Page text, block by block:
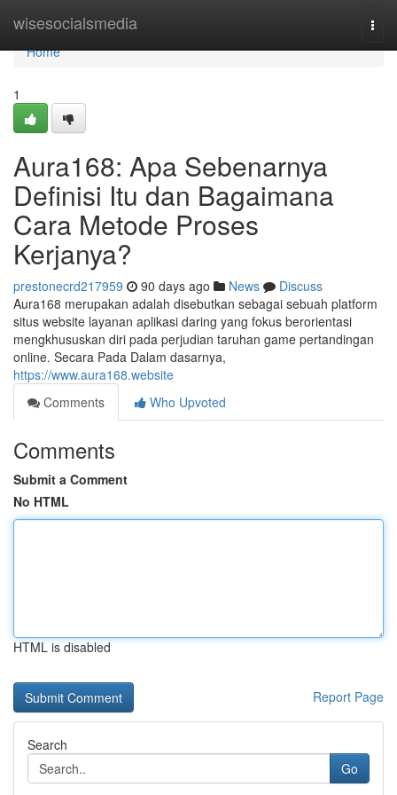
wisesocialsmedia
Home
Home
1
Aura168: Apa Sebenarnya
Definisi Itu dan Bagaimana
Cara Metode Proses
Kerjanya?
prestonecrd217959 90 days ago News
Discuss
Aura168 merupakan adalah disebutkan sebagai sebuah platform
situs website layanan aplikasi daring yang fokus berorientasi
mengkhususkan diri pada perjudian taruhan game pertandingan
online. Secara Pada Dalam dasarnya,
https://www.aura168.website
Comments
Who Upvoted
Comments
Submit a Comment
No HTML
HTML is disabled
Report Page
Search
Go